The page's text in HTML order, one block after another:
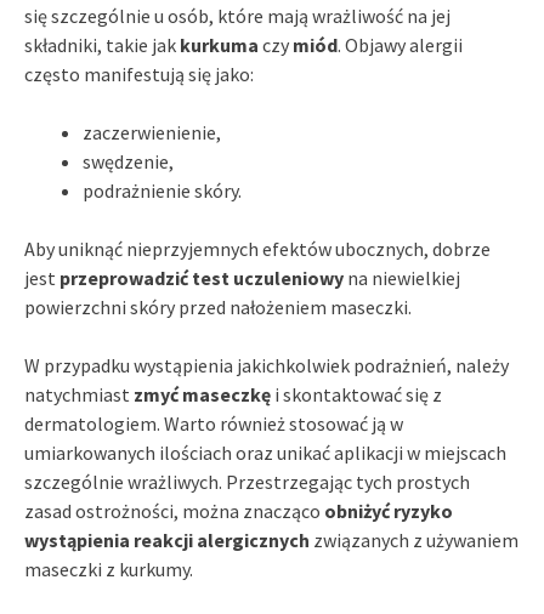
się szczególnie u osób, które mają wrażliwość na jej
składniki, takie jak kurkuma czy miód. Objawy alergii
często manifestują się jako:
zaczerwienienie,
swędzenie,
podrażnienie skóry.
Aby uniknąć nieprzyjemnych efektów ubocznych, dobrze
jest przeprowadzić test uczuleniowy na niewielkiej
powierzchni skóry przed nałożeniem maseczki.
W przypadku wystąpienia jakichkolwiek podrażnień, należy
natychmiast zmyć maseczkę i skontaktować się z
dermatologiem. Warto również stosować ją w
umiarkowanych ilościach oraz unikać aplikacji w miejscach
szczególnie wrażliwych. Przestrzegając tych prostych
zasad ostrożności, można znacząco obniżyć ryzyko
wystąpienia reakcji alergicznych związanych z używaniem
maseczki z kurkumy.